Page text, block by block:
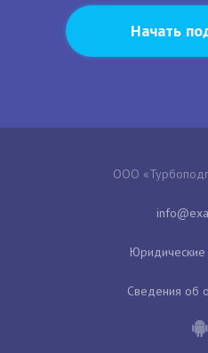
Начать
ООО
Сведения об